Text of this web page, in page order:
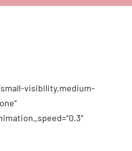
visibility,medium-